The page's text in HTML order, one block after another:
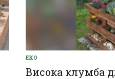
ЕКО
Висока клумба